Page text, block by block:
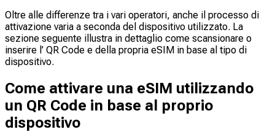
Oltre alle differenze tra i vari operatori, anche il processo di
attivazione varia a seconda del dispositivo utilizzato. La
sezione seguente illustra in dettaglio come scansionare o
inserire l’ QR Code e della propria eSIM in base al tipo di
dispositivo.
Come attivare una eSIM utilizzando
un QR Code in base al proprio
dispositivo